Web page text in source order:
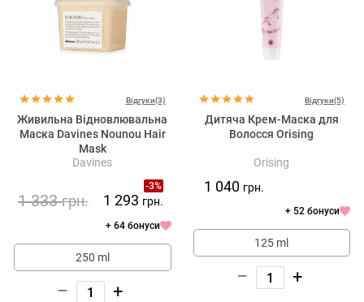
Відгуки(3)
Живильна Відновлювальна
Маска Davines Nounou Hair
Mask
Davines
-3%
1 333грн. 1 293 грн.
+ 64 бонуси
250 ml
– +
Відгуки(5)
Дитяча Крем-Маска для
Волосся Orising
Orising
1 040 грн.
+ 52 бонуси
125 ml
– +